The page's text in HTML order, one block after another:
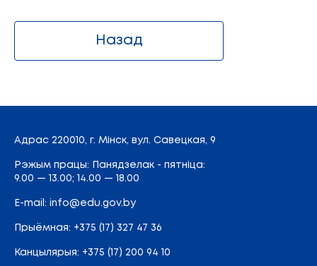
Назад
Адрас 220010, г. Мінск, вул. Савецкая, 9
Рэжым працы: Панядзелак - пятніца:
9.00 — 13.00; 14.00 — 18.00
E-mail: info@edu.gov.by
Прыёмная: +375 (17) 327 47 36
Канцылярыя: +375 (17) 200 94 10